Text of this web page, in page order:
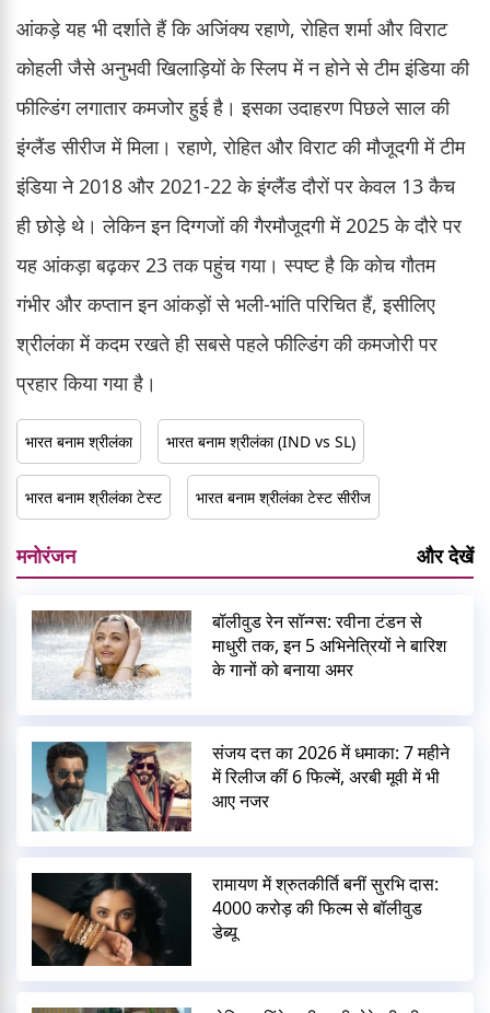
आंकड़े यह भी दर्शाते हैं कि अजिंक्य रहाणे, रोहित शर्मा और विराट
कोहली जैसे अनुभवी खिलाड़ियों के स्लिप में न होने से टीम इंडिया की
फील्डिंग लगातार कमजोर हुई है। इसका उदाहरण पिछले साल की
इंग्लैंड सीरीज में मिला। रहाणे, रोहित और विराट की मौजूदगी में टीम
इंडिया ने 2018 और 2021-22 के इंग्लैंड दौरों पर केवल 13 कैच
ही छोड़े थे। लेकिन इन दिग्गजों की गैरमौजूदगी में 2025 के दौरे पर
यह आंकड़ा बढ़कर 23 तक पहुंच गया। स्पष्ट है कि कोच गौतम
गंभीर और कप्तान इन आंकड़ों से भली-भांति परिचित हैं, इसीलिए
श्रीलंका में कदम रखते ही सबसे पहले फील्डिंग की कमजोरी पर
प्रहार किया गया है।
भारत बनाम श्रीलंका भारत बनाम श्रीलंका (IND vs SL)
भारत बनाम श्रीलंका टेस्ट भारत बनाम श्रीलंका टेस्ट सीरीज
मनोरंजन और देखें
बॉलीवुड रेन सॉन्ग्स: रवीना टंडन से
माधुरी तक, इन 5 अभिनेत्रियों ने बारिश
के गानों को बनाया अमर
संजय दत्त का 2026 में धमाका: 7 महीने
में रिलीज कीं 6 फिल्में, अरबी मूवी में भी
आए नजर
रामायण में श्रुतकीर्ति बनीं सुरभि दास:
4000 करोड़ की फिल्म से बॉलीवुड
डेब्यू